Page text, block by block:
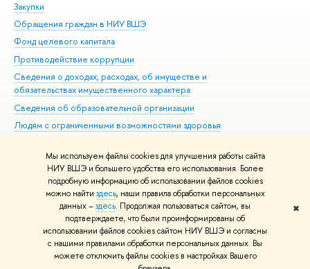
Мы используем файлы cookies для улучшения работы сайта
НИУ ВШЭ и большего удобства его использования. Более
подробную информацию об использовании файлов cookies
можно найти здесь, наши правила обработки персональных
данных –здесь. Продолжая пользоваться сайтом, вы
подтверждаете, что были проинформированы о
использовании файлов cookies сайтом НИУ ВШЭ и согласны
с нашими правилами обработки персональных данных. Вы
можете отключить файлы cookies в настройках Вашего
✖
Закупки
Обращения граждан в НИУ ВШЭ
Фонд целевого капитала
Противодействие коррупции
Сведения о доходах, расходах, об имуществе и
обязательствах имущественного характера
Сведения об образовательной организации
Людям с ограниченными возможностями здоровья
Работа в Вышке
© НИУ ВШЭ 1993–2026 Адреса и контакты Условия использования
материало Политика конфиденциальности Карта сайта
Шрифты HSE Sans и HSE Slab разработаныШколе дизайна НИУ ВШЭ